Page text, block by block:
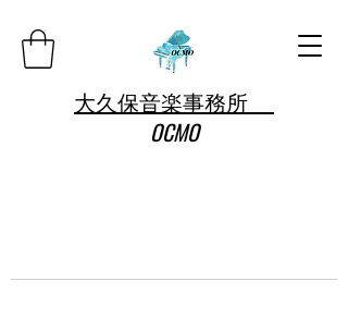
大久保音楽事務所
OCMO